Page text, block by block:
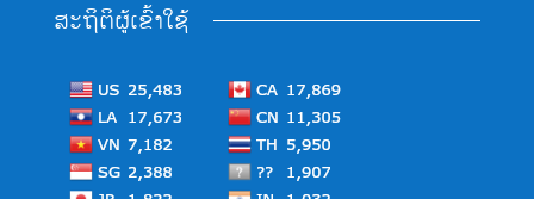
ສະຖິຕິຜູ້ເຂົ້າໃຊ້